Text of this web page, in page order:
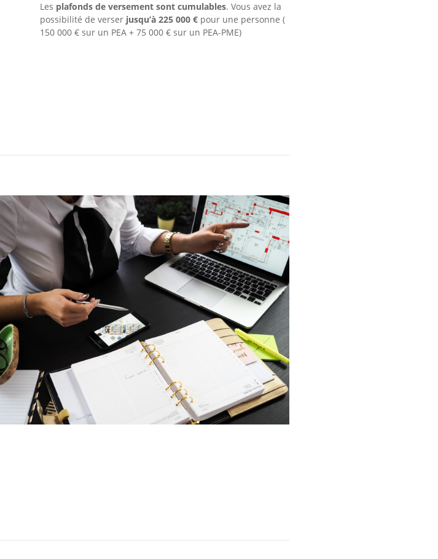
Les plafonds de versement sont cumulables. Vous avez la
possibilité de verser jusqu’à 225 000 €pour une personne (
150 000 € sur un PEA + 75 000 € sur un PEA-PME)